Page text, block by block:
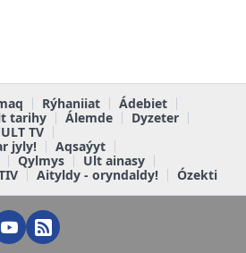
Rýhaniiat
Ádebiet
tarihy Álemde
Dyzeter
ULT TV
jyly!
Aqsaýyt
Qylmys
Ult ainasy
Aityldy - oryndaldy! Ózekti